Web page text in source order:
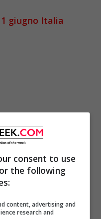
giugno Italia
umide
nuvolosi o molto
consent to use
the following
content, advertising and
research and